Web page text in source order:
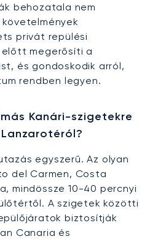
behozatala nem
privát repülési
megerősíti a
és gondoskodik arról,
rendben legyen.
Kanári-szigetekre
egyszerű. Az olyan
del Carmen, Costa
mindössze 10-40 percnyi
A szigetek közötti
biztosítják
Canaria és